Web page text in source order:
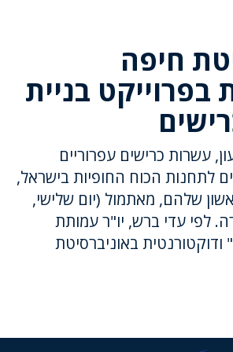
חיפה
בניית
עשרות כרישים עפרוריים
לתחנות הכוח החופיות בישראל,
שלהם, מאתמול (יום שלישי,
בחדרה. לפי עדי ברש, יו"ר עמותת
באוניברסיטת